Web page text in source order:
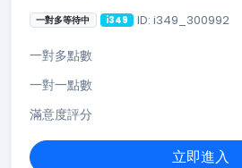
一對多等待中 i349 ID: i349_300992
一對多點數
一對一點數
滿意度評分
立即進入